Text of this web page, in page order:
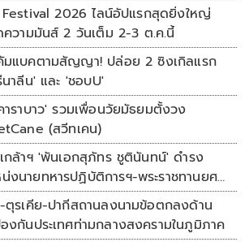
2026 ไลน์อัปแรกสุดยิ่งใหญ่
ความมันส์ 2 วันเต็ม 2-3 ต.ค.นี้
มแบคตามสัญญา! ปล่อย 2 ซิงเกิลแรก
นาลีน' และ 'ชอบU'
ราบาว' รวมเพื่อนวัยมัธยมตั้งวง
(สวีทเคน)
กล้าฯ 'พันเอกสุภัทร ชูตินันทน์' ดำรง
งนายทหารปฏิบัติการฯ-พระราชทานยศ
'
ตุรเคีย-ปากีสถานลงนามข้อตกลงด้าน
งกันประเทศท่ามกลางสงครามในภูมิภาค